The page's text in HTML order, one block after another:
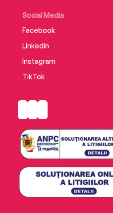
Social Media
Facebook
LinkedIn
Instagram
TikTok